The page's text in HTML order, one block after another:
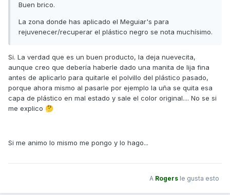
dejar que el muelle termine de desplegarlas y para
plegarlas hay que llevarlas hasta el final para que se
queden bloqueadas en su posición de cierre.
Para la adaptación utilicé una pletina de acero inox que me
plegaron a 90º en un taller de carpintería metálica, del
resto de cortes me ocupé yo, cortando tanto la forma de la
chapa del reposapié original como la forma del soporte de
la estribera en sí. Para evitar usar tuercas realicé la rosca a
la propia chapa.
Os dejo algunas fotos, no sólo de cómo quedaron las
Buen brico.
La zona donde has aplicado el Meguiar's para
rejuvenecer/recuperar el plástico negro se nota muchísimo.
Si. La verdad que es un buen producto, la deja nuevecita,
aunque creo que debería haberle dado una manita de lija fina
antes de aplicarlo para quitarle el polvillo del plástico pasado,
porque ahora mismo al pasarle por ejemplo la uña se quita esa
capa de plástico en mal estado y sale el color original.... No se si
me explico 🤔
Si me animo lo mismo me pongo y lo hago...
A Rogers le gusta esto